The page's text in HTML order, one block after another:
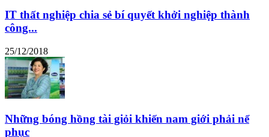
IT thất nghiệp chia sẻ bí quyết khởi nghiệp thành
công...
25/12/2018
Những bóng hồng tài giỏi khiến nam giới phải nể
phục